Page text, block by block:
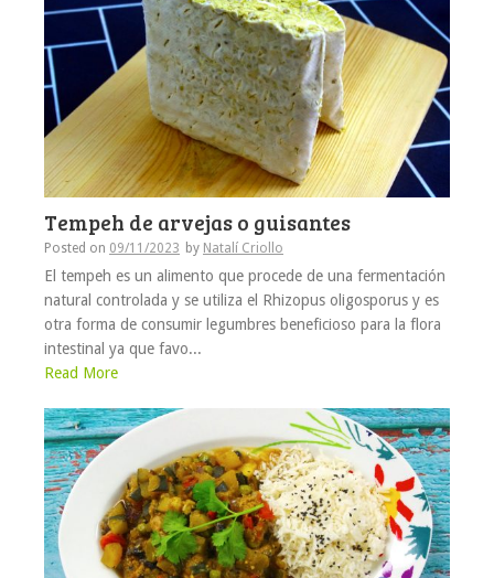
Tempeh de arvejas o guisantes
Posted on 09/11/2023 by Natalí Criollo
El tempeh es un alimento que procede de una fermentación
natural controlada y se utiliza el Rhizopus oligosporus y es
otra forma de consumir legumbres beneficioso para la flora
intestinal ya que favo...
Read More